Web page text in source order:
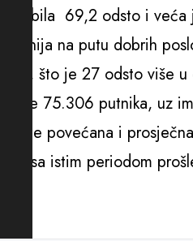
bila 69,2 odsto i
na putu dobrih
što je 27 odsto više
je 75.306 putnika, uz
je povećana i
sa istim periodom